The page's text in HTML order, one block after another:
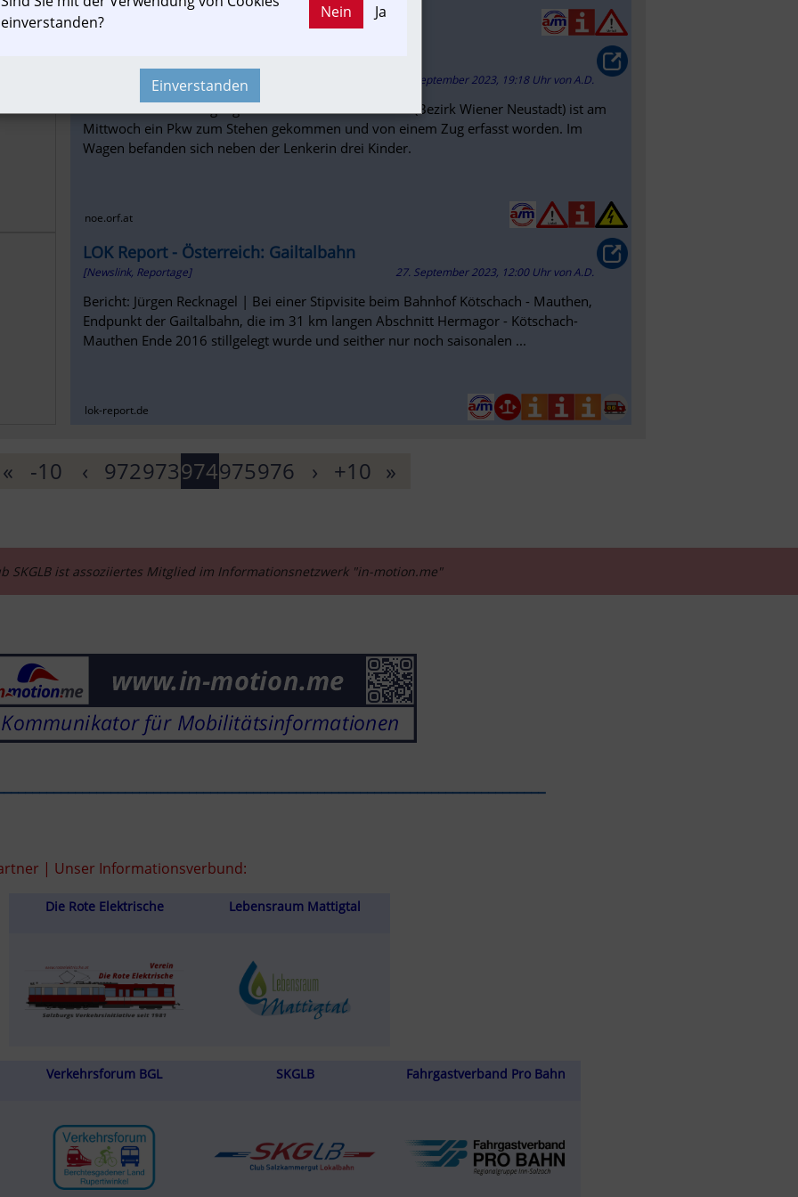
wien.orf.at
27. September 2023, 19:18 Uhr vonA.D.
Auf einem Bahnübergang in Wöllersdorf-Steinabrückl (Bezirk Wiener Neustadt) ist am
Mittwoch ein Pkw zum Stehen gekommen und von einem Zug erfasst worden. Im
Wagen befanden sich neben der Lenkerin drei Kinder.
noe.orf.at
LOK Report - Österreich: Gailtalbahn
[Newslink, Reportage] 27. September 2023, 12:00 Uhr vonA.D.
Bericht: Jürgen Recknagel | Bei einer Stipvisite beim Bahnhof Kötschach - Mauthen,
Endpunkt der Gailtalbahn, die im 31 km langen Abschnitt Hermagor - Kötschach-
Mauthen Ende 2016 stillgelegt wurde und seither nur noch saisonalen ...
lok-report.de
« -10 ‹ 972973974975976 › +10 »
SKGLB ist assoziiertes Mitglied im Informationsnetzwerk "in-motion.me"
| Unser Informationsverbund:
Die Rote Elektrische Lebensraum Mattigtal
Verkehrsforum BGL SKGLB Fahrgastverband Pro Bahn
einverstanden?
Nein Ja
Einverstanden